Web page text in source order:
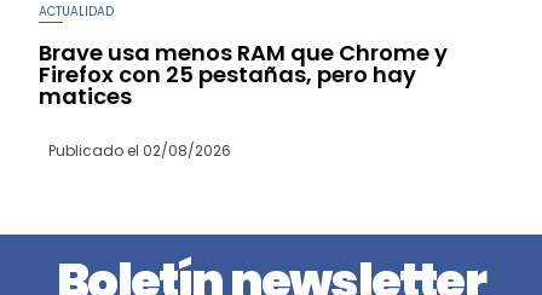
ACTUALIDAD
Brave usa menos RAM que Chrome y
Firefox con 25 pestañas, pero hay
matices
Publicado el 02/08/2026